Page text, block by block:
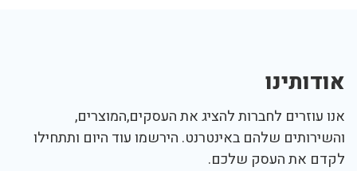
אודותינו
אנו עוזרים לחברות להציג את העסקים,המוצרים,
והשירותים שלהם באינטרנט. הירשמו עוד היום ותתחילו
לקדם את העסק שלכם.